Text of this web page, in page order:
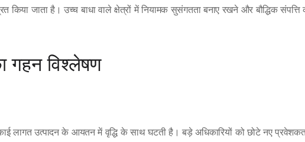
किया जाता है। उच्च बाधा वाले क्षेत्रों में नियामक सुसंगतता बनाए रखने और बौद्धिक संपत्ति
गहन विश्लेषण
लागत उत्पादन के आयतन में वृद्धि के साथ घटती है। बड़े अधिकारियों को छोटे नए